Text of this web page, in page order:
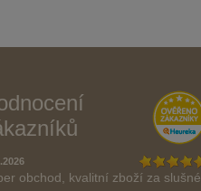
obchod, kvalitní zboží za slušné